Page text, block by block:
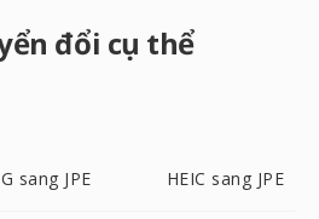
đổi cụ thể
sang JPE HEIC sang JPE